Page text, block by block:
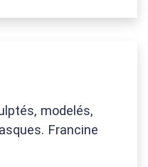
modelés,
Francine